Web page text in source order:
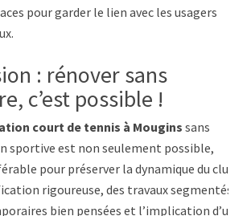
pour garder le lien avec les usagers
: rénover sans
c’est possible !
court de tennis à Mougins sans
sportive est non seulement possible,
pour préserver la dynamique du club.
rigoureuse, des travaux segmentés,
bien pensées et l’implication d’un